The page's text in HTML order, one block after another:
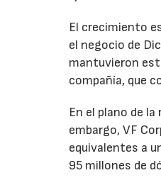
El crecimiento
el negocio de
mantuvieron
compañía, que
En el plano de
embargo, VF
equivalentes a
95 millones de